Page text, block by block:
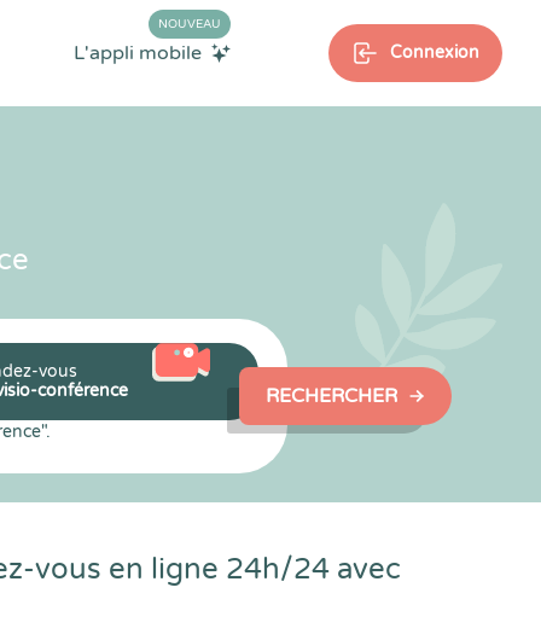
L'appli mobile
NOUVEAU
Connexion
vous
conférence
RECHERCHER
vous en ligne 24h/24 avec